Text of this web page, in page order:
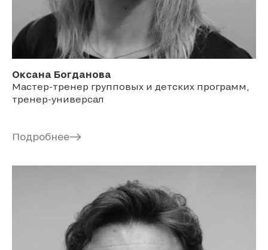
Оксана Богданова
Мастер-тренер групповых и детских программ,
тренер-универсал
Подробнее